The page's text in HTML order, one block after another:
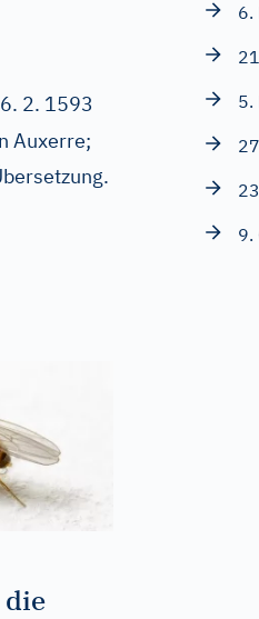
6. 2. 1593
Auxerre;
6.
5.
9.